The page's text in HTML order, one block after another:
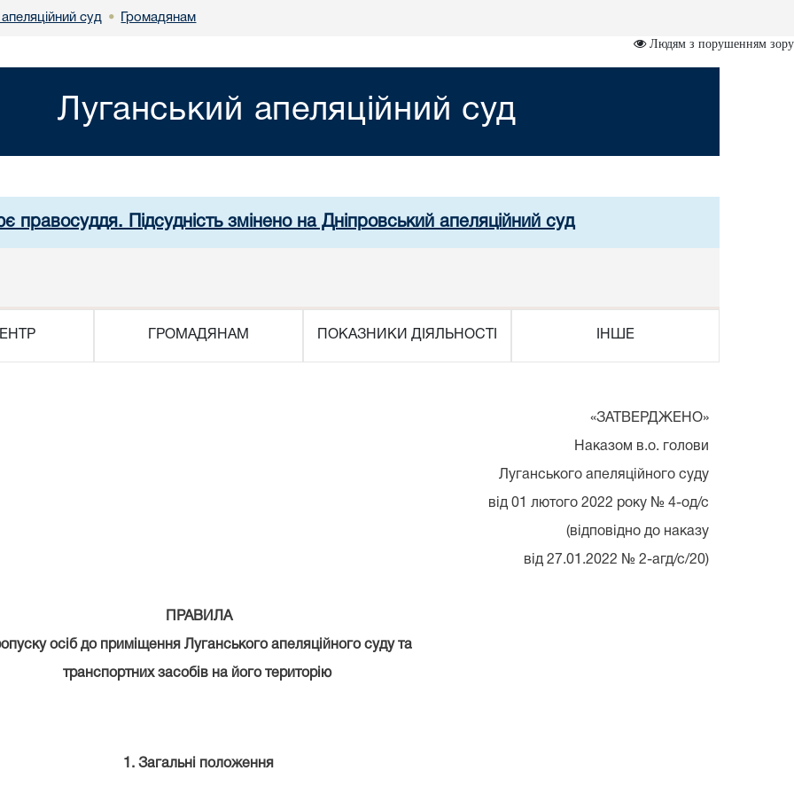
суд • Громадянам
Людям з порушенням зору
Луганський апеляційний суд
правосуддя. Підсудність змінено на Дніпровський апеляційний суд
ГРОМАДЯНАМ ПОКАЗНИКИ ДІЯЛЬНОСТІ ІНШЕ
«ЗАТВЕРДЖЕНО»
Наказом в.о. голови
Луганського апеляційного суду
від 01 лютого 2022 року № 4-од/с
(відповідно до наказу
від 27.01.2022 № 2-агд/с/20)
ПРАВИЛА
осіб до приміщення Луганського апеляційного суду та
транспортних засобів на його територію
1. Загальні положення